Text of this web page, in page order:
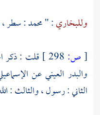
وللبخاري: "محمد: سطر
[ص: قلت : ذكر
والبدر العينيعن
الثاني : رسول ، والثالث :